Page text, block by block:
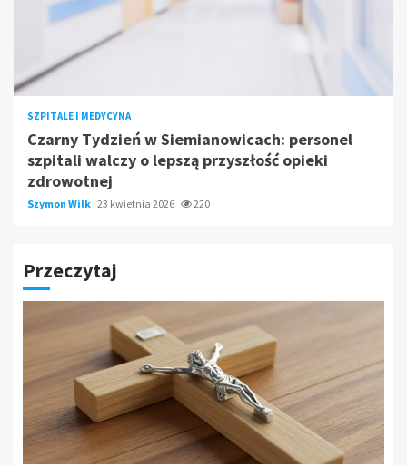
SZPITALE I MEDYCYNA
Czarny Tydzień w Siemianowicach: personel
szpitali walczy o lepszą przyszłość opieki
zdrowotnej
Szymon Wilk 23 kwietnia 2026 220
Przeczytaj